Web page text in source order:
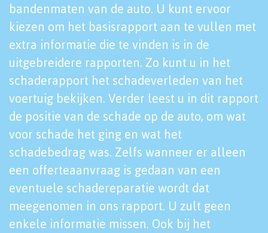
bandenmaten van de auto. U kunt ervoor
kiezen om het basisrapport aan te vullen met
extra informatie die te vinden is in de
uitgebreidere rapporten. Zo kunt u in het
schaderapport het schadeverleden van het
voertuig bekijken. Verder leest u in dit rapport
de positie van de schade op de auto, om wat
voor schade het ging en wat het
schadebedrag was. Zelfs wanneer er alleen
een offerteaanvraag is gedaan van een
eventuele schadereparatie wordt dat
meegenomen in ons rapport. U zult geen
enkele informatie missen. Ook bij het